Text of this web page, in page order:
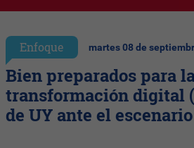
Enfoque martes 08 de
Bien preparados para
transformación digital
de UY ante el